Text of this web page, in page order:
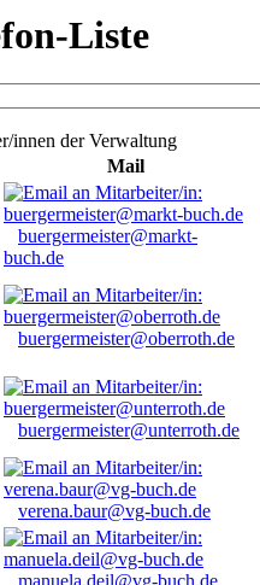
Liste
innen der Verwaltung
Mail
buergermeister@markt-
buch.de
buergermeister@oberroth.de
buergermeister@unterroth.de
verena.baur@vg-buch.de
manuela.deil@vg-buch.de